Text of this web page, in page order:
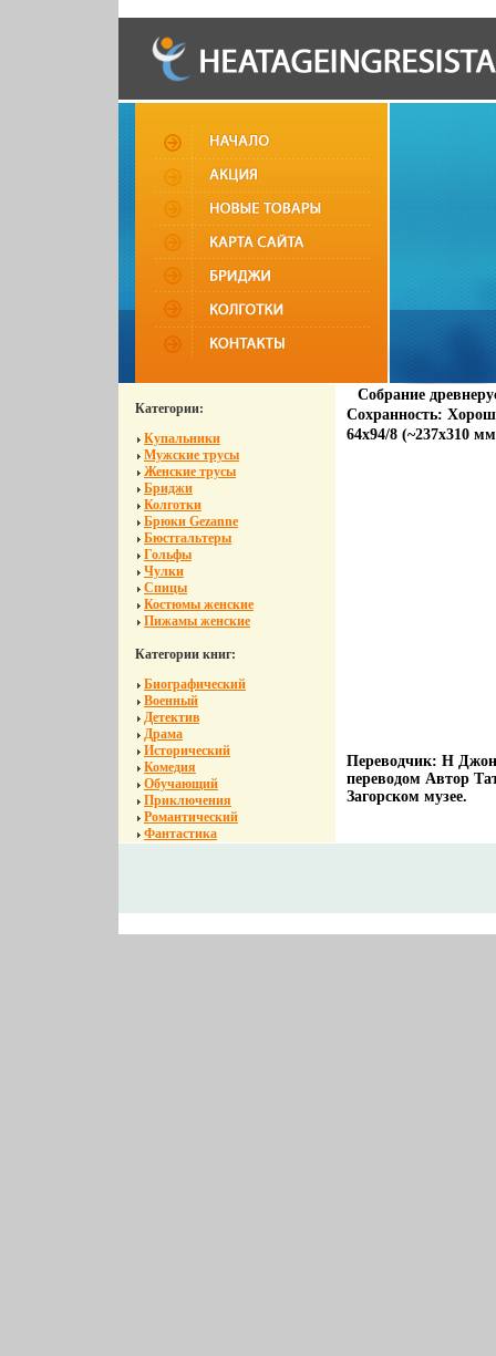
Категории:
Купальники
Мужские трусы
Женские трусы
Бриджи
Колготки
Брюки Gezanne
Бюстгальтеры
Гольфы
Чулки
Спицы
Костюмы женские
Пижамы женские
Категории книг:
Биографический
Военный
Детектив
Драма
Исторический
Комедия
Обучающий
Приключения
Романтический
Фантастика
Собрание
Сохранность:
64x94/8 (~237x310
Переводчик: Н
переводом Автор
Загорском музее.